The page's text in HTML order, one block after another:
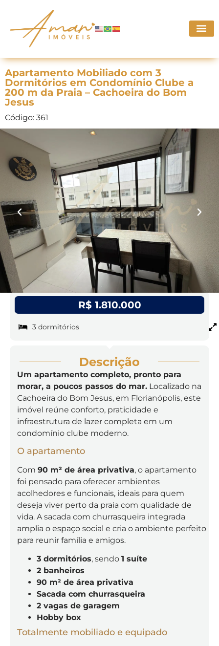
Apartamento Mobiliado com 3
Dormitórios em Condomínio Clube a
200 m da Praia – Cachoeira do Bom
Jesus
Código: 361
R$ 1.810.000
3 dormitórios
Descrição
Um apartamento completo, pronto para
morar, a poucos passos do mar. Localizado na
Cachoeira do Bom Jesus, em Florianópolis, este
imóvel reúne conforto, praticidade e
infraestrutura de lazer completa em um
condomínio clube moderno.
O apartamento
Com 90 m² de área privativa, o apartamento
foi pensado para oferecer ambientes
acolhedores e funcionais, ideais para quem
deseja viver perto da praia com qualidade de
vida. A sacada com churrasqueira integrada
amplia o espaço social e cria o ambiente perfeito
para reunir família e amigos.
3 dormitórios, sendo 1 suíte
2 banheiros
90 m² de área privativa
Sacada com churrasqueira
2 vagas de garagem
Hobby box
Totalmente mobiliado e equipado